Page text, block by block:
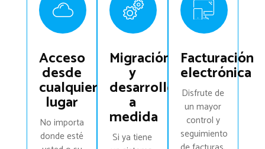
Acceso
desde
cualquier
lugar
No importa
donde esté
Migración
y
desarrollo
a
medida
Si ya tiene
Facturación
electrónica
Disfrute de
un mayor
control y
seguimiento